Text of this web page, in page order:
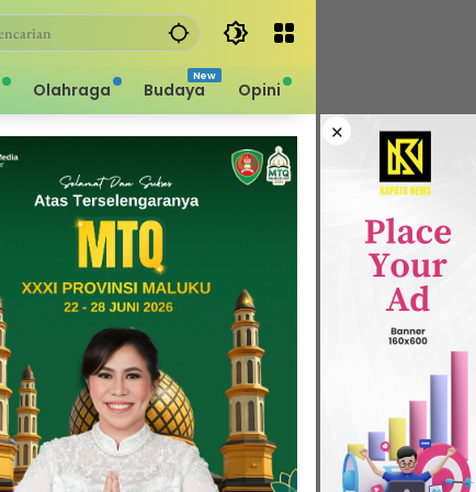
Olahraga Budaya Opini
×